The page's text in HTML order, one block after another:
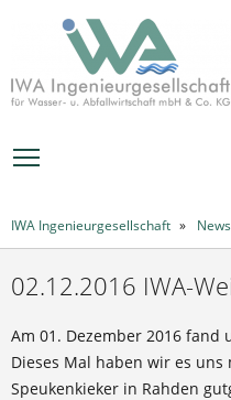
IWA Ingenieurgesellschaft News
02.12.2016 IWA-
Am 01. Dezember 2016
Dieses Mal haben wir es
Speukenkieker in Rahden